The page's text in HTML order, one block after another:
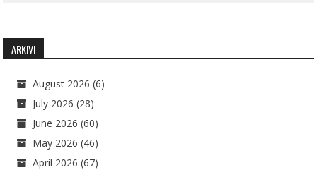
ARKIVI
August 2026 (6)
July 2026 (28)
June 2026 (60)
May 2026 (46)
April 2026 (67)